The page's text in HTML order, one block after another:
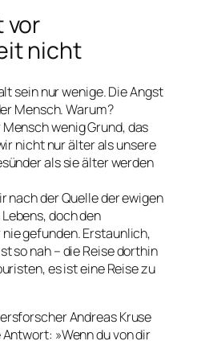
vor
nicht
sein nur wenige. Die Angst
Mensch. Warum?
wenig Grund, das
nicht nur älter als unsere
als sie älter werden
nach der Quelle der ewigen
doch den
gefunden. Erstaunlich,
so nah – die Reise dorthin
es isteine Reise zu
Andreas Kruse
Antwort: »Wenn du von dir